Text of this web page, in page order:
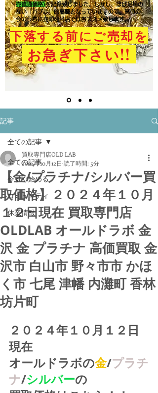
売流通価格)を記録致しました。​しかし、ほぼ足場の
ない「バブル」的高騰となっていますので、高値の
今のうちに売却を当店ではおススメ致します。
下落する前にご売却を
お急ぎ下さい!!
記事
全ての記事
今すぐ始める
コミュニティ
休業情報
全ての記事
【金/プラチナ/シルバー買
取価格】２０２４年１０月
１２日現在 買取専門店
OLDLAB オールドラボ 金
沢 金 プラチナ 高価買取 金
沢市 白山市 野々市市 かほ
く市 七尾 津幡 内灘町 香林
坊片町
買取専門店OLD LAB
2024年10月12日 読了時間: 5分
２０２４年１０月１２日
現在
オールドラボの金/プラチ
ナ/シルバーの